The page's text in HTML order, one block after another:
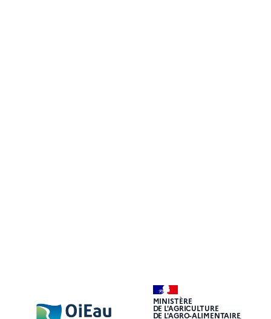
MINISTÈRE
DE L'AGRICULTURE
DE L'AGRO-ALIMENTAIRE